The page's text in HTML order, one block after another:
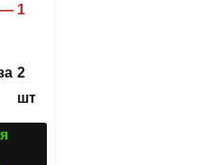
— 1
2
шт